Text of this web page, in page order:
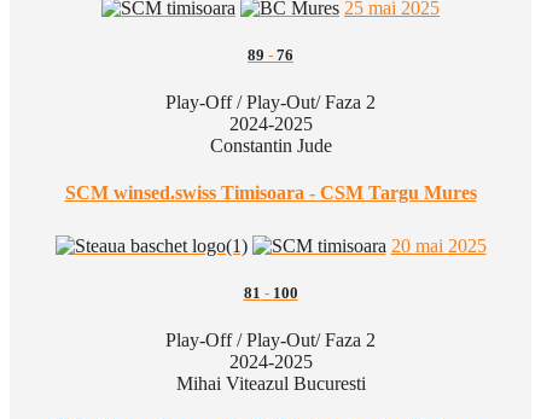
25 mai 2025
89 - 76
Play-Off / Play-Out/ Faza 2
2024-2025
Constantin Jude
SCM winsed.swiss Timisoara - CSM Targu Mures
20 mai 2025
81 - 100
Play-Off / Play-Out/ Faza 2
2024-2025
Mihai Viteazul Bucuresti